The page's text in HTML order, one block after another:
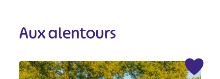
Aux alentours